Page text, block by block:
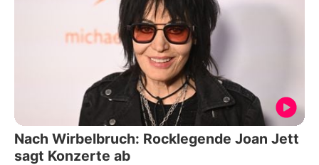
Nach Wirbelbruch: Rocklegende Joan Jett
sagt Konzerte ab